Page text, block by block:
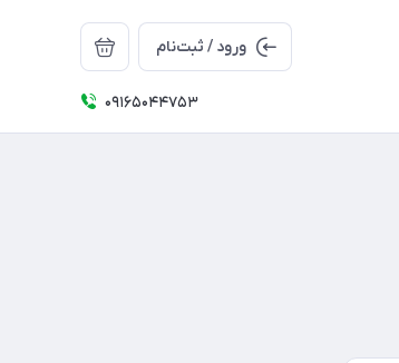
ورود / ثبت‌نام
09165044753